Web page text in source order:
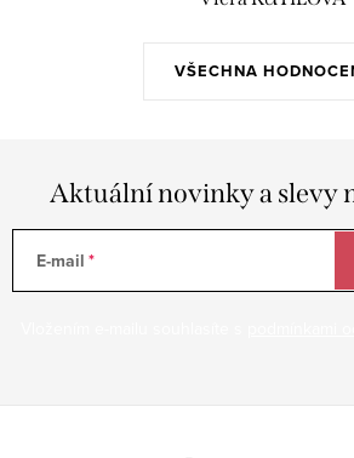
VŠECHNA
Aktuální novinky a slevy
E-mail